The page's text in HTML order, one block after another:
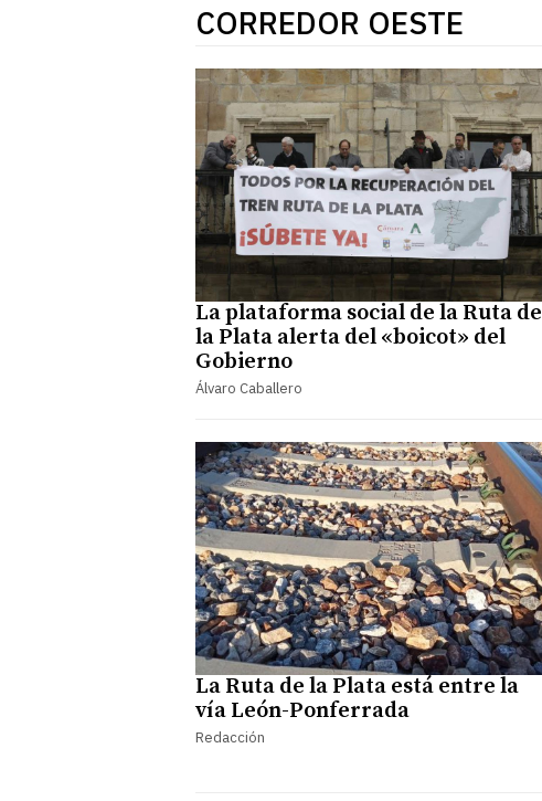
CORREDOR OESTE
La plataforma social de la Ruta de
la Plata alerta del «boicot» del
Gobierno
Álvaro Caballero
La Ruta de la Plata está entre la
vía León-Ponferrada
Redacción